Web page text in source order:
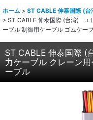
ホーム > ST CABLE 伸泰国際 (台
> ST CABLE 伸泰国際 (台湾) エ
ーブル 制御用ケーブル ゴムケー
ST CABLE 伸泰国際 (
力ケーブル クレーン
ーブル